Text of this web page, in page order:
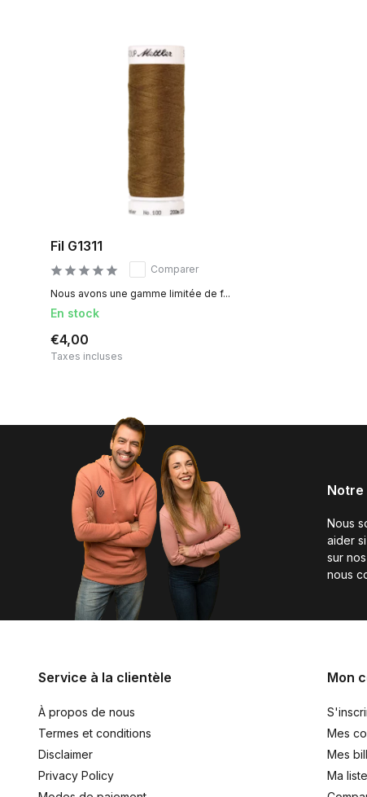
Fil G1311
Comparer
Nous avons une gamme limitée de f...
En stock
€4,00
Taxes incluses
Nous
aider
sur
nous
Service à la clientèle
À propos de nous
Termes et conditions
Disclaimer
Privacy Policy
Mon
Mes
Mes
Ma